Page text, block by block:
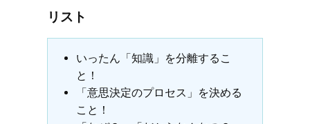
リスト
いったん「知識」を分離するこ
と！
「意思決定のプロセス」を決める
こと！